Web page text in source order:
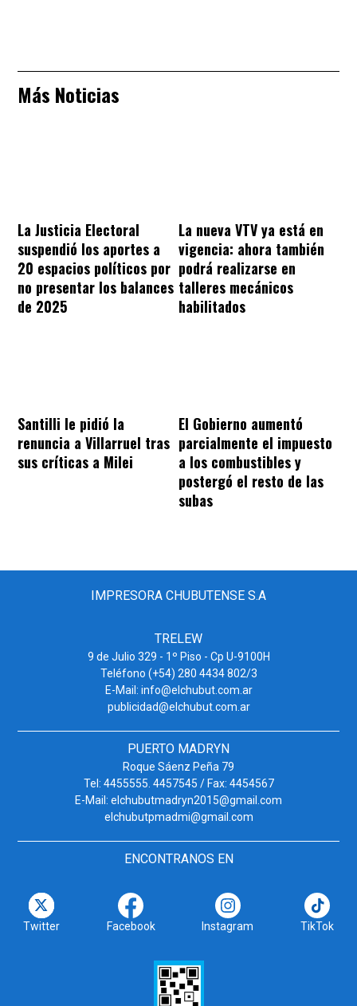
Más Noticias
La Justicia Electoral
suspendió los aportes a
20 espacios políticos por
no presentar los balances
de 2025
La nueva VTV ya está en
vigencia: ahora también
podrá realizarse en
talleres mecánicos
habilitados
Santilli le pidió la
renuncia a Villarruel tras
sus críticas a Milei
El Gobierno aumentó
parcialmente el impuesto
a los combustibles y
postergó el resto de las
subas
IMPRESORA CHUBUTENSE S.A
TRELEW
9 de Julio 329 - 1º Piso - Cp U-9100H
Teléfono (+54) 280 4434 802/3
E-Mail: info@elchubut.com.ar
publicidad@elchubut.com.ar
PUERTO MADRYN
Roque Sáenz Peña 79
Tel: 4455555. 4457545 / Fax: 4454567
E-Mail: elchubutmadryn2015@gmail.com
elchubutpmadmi@gmail.com
ENCONTRANOS EN
Twitter Facebook Instagram TikTok